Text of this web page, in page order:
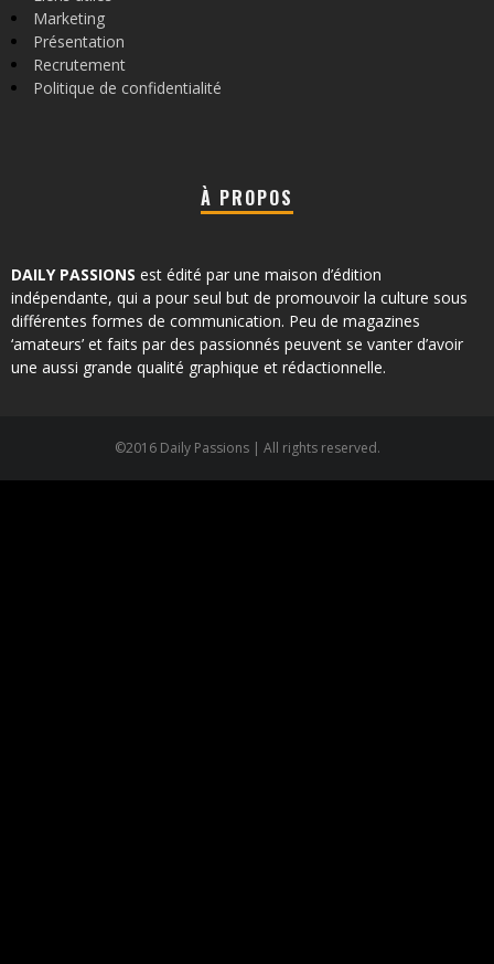
Marketing
Présentation
Recrutement
Politique de confidentialité
À PROPOS
DAILY PASSIONS est édité par une maison d’édition
indépendante, qui a pour seul but de promouvoir la culture sous
différentes formes de communication. Peu de magazines
‘amateurs’ et faits par des passionnés peuvent se vanter d’avoir
une aussi grande qualité graphique et rédactionnelle.
©2016 Daily Passions | All rights reserved.